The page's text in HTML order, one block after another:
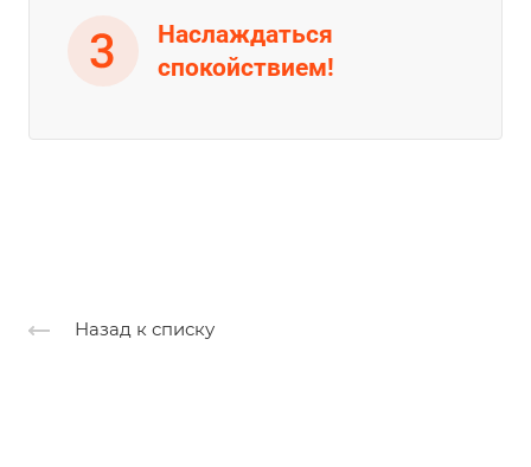
Наслаждаться
спокойствием!
Назад к списку